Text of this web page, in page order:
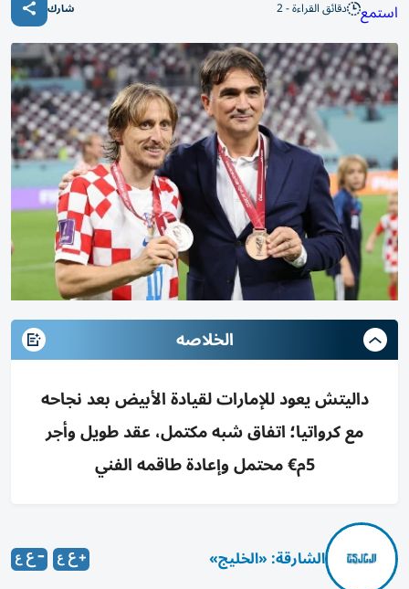
استمع دقائق القراءة - 2 شارك
الخلاصه
داليتش يعود للإمارات لقيادة الأبيض بعد نجاحه
مع كرواتيا؛ اتفاق شبه مكتمل، عقد طويل وأجر
5م€ محتمل وإعادة طاقمه الفني
الشارقة: «الخليج»